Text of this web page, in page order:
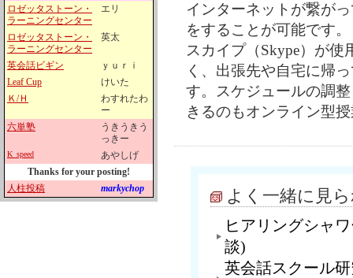
ロゼッタストーン・
ラーニングセンター
エリ
ロゼッタストーン・
ラーニングセンター
英太
英会話ビギン
ｙｕｒｉ
Leaf Cup
けいた
Ｋ/Ｈ
わすれたわ
ー
六単塾
うきうきう
っきー
K_speed
あやしげ
Thanks for your posting!
人柱投稿
markychop
インターネットが繋が
をすることが可能です。
スカイプ（Skype）が
く、出張先や自宅に帰
す。スケジュールの調
きるのもオンライン型
よく一緒に見
ヒアリングシャ
談)
英会話スクール